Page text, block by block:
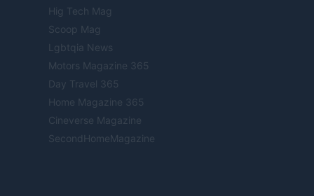
Hig Tech Mag
Scoop Mag
Lgbtqia News
Motors Magazine 365
Day Travel 365
Home Magazine 365
Cineverse Magazine
SecondHomeMagazine